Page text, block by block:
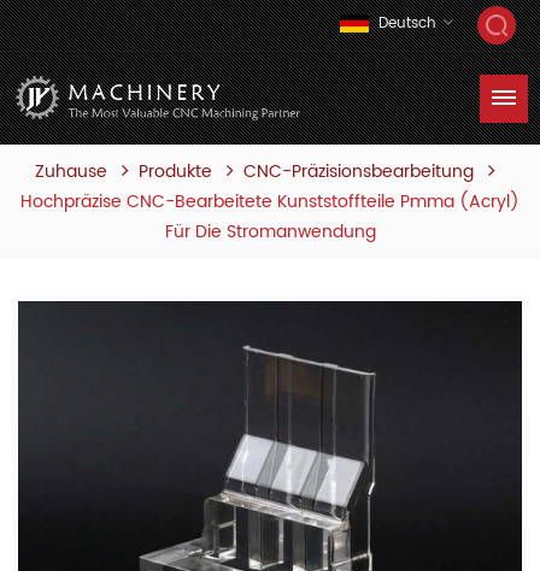
Deutsch
Zuhause Produkte
CNC-Präzisionsbearbeitung
Hochpräzise CNC-Bearbeitete Kunststoffteile Pmma (Acryl)
Für Die Stromanwendung